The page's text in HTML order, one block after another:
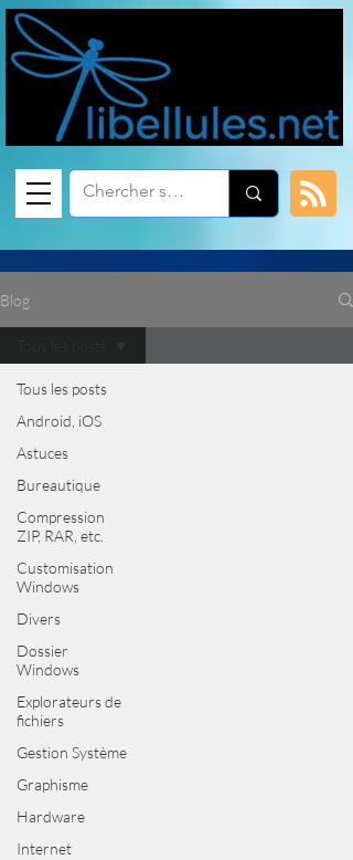
Blog
Tous les posts
Android, iOS
Astuces
Bureautique
Compression
ZIP, RAR, etc.
Customisation
Windows
Divers
Dossier
Windows
Explorateurs de
fichiers
Gestion Système
Graphisme
Hardware
Internet